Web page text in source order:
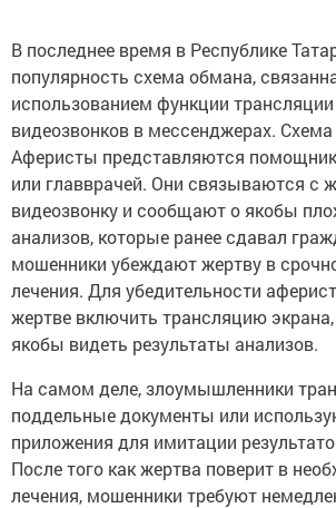
В последнее время в Республике
популярность схема обмана,
использованием функции
видеозвонков в мессенджерах.
Аферисты представляются
или главврачей. Они связываются с
видеозвонку и сообщают о якобы
анализов, которые ранее сдавал
мошенники убеждают жертву в
лечения. Для убедительности
жертве включить трансляцию
якобы видеть результаты анализов.
На самом деле, злоумышленники
поддельные документы или
приложения для имитации
После того как жертва поверит в
лечения, мошенники требуют